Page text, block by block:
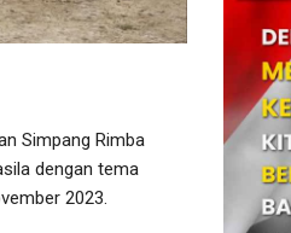
Simpang Rimba
dengan tema
2023.